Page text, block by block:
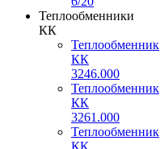
Теплообменники
КК
Теплообменник
КК
3246.000
Теплообменник
КК
3261.000
Теплообменник
КК